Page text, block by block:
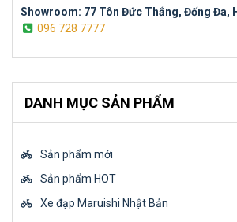
Showroom: 77 Tôn Đức Thắng, Đống Đa,
096 728 7777
DANH MỤC SẢN PHẨM
Sản phẩm mới
Sản phẩm HOT
Xe đạp Maruishi Nhật Bản